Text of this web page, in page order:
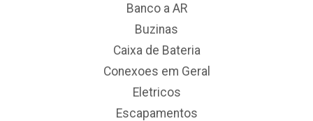
Banco a AR
Buzinas
Caixa de Bateria
Conexoes em Geral
Eletricos
Escapamentos